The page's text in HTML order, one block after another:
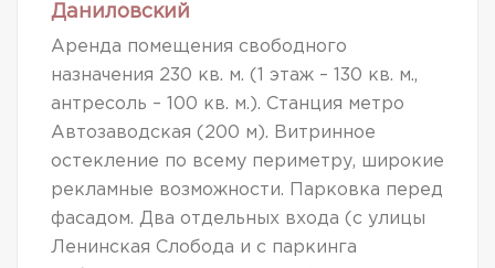
Даниловский
Аренда помещения свободного
назначения 230 кв. м. (1 этаж – 130 кв. м.,
антресоль – 100 кв. м.). Станция метро
Автозаводская (200 м). Витринное
остекление по всему периметру, широкие
рекламные возможности. Парковка перед
фасадом. Два отдельных входа (с улицы
Ленинская Слобода и с паркинга